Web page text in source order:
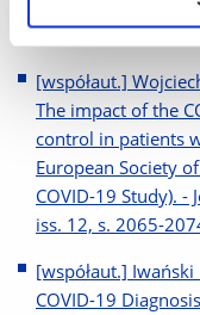
Kardiologia
Edukacyjne 4-5/
[współaut.]
The impact of the
control in patients
European Society
COVID-19 Study).
iss. 12, s. 2065-
[współaut.]
COVID-19